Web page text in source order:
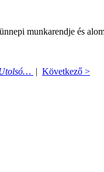
munkarendje és
| Következő >